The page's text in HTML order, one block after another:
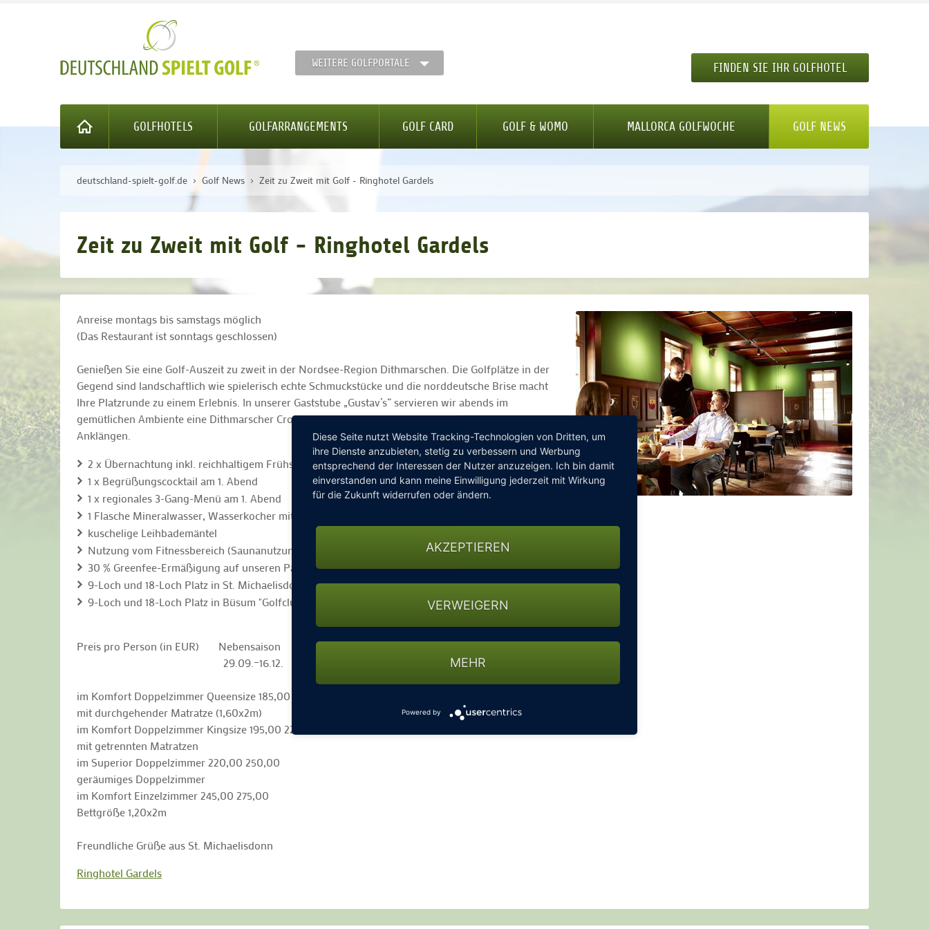
WEITERE GOLFPORTALE FINDEN SIE IHR GOLFHOTEL
GOLFHOTELS GOLFARRANGEMENTS GOLF CARD GOLF & WOMO MALLORCA GOLFWOCHE GOLF NEWS
deutschland-spielt-golf.de Golf News Zeit zu Zweit mit Golf - Ringhotel Gardels
Zeit zu Zweit mit Golf - Ringhotel Gardels
Anreise montags bis samstags möglich
(Das Restaurant ist sonntags geschlossen)
Genießen Sie eine Golf-Auszeit zu zweit in der Nordsee-Region Dithmarschen. Die Golfplätze in der
Gegend sind landschaftlich wie spielerisch echte Schmuckstücke und die norddeutsche Brise macht
Ihre Platzrunde zu einem Erlebnis. In unserer Gaststube „Gustav’s“ servieren wir abends im
gemütlichen Ambiente eine Dithmarscher Crossover-Kitchen – regionale Gerichte mit internationalen
Anklängen.
2 x Übernachtung inkl. reichhaltigem Frühstücksbuffet
1 x Begrüßungscocktail am 1. Abend
1 x regionales 3-Gang-Menü am 1. Abend
1 Flasche Mineralwasser, Wasserkocher mit Tee-Auswahl im Zimmer
kuschelige Leihbademäntel
Nutzung vom Fitnessbereich (Saunanutzung 10€ pro Zimmer/Tag)
30 % Greenfee-Ermäßigung auf unseren Partnergolfplätzen
9-Loch und 18-Loch Platz in St. Michaelisdonn "Golfclub am Donner Kleve" (Entfernung: 5 Minuten)
9-Loch und 18-Loch Platz in Büsum "Golfclub Büsum Dithmarschen" (Entfernung: 40 Minuten)
Preis pro Person (in EUR) Nebensaison Hauptsaison
29.09.–16.12. 01.04.–28.09.
im Komfort Doppelzimmer Queensize 185,00 215,00
mit durchgehender Matratze (1,60x2m)
im Komfort Doppelzimmer Kingsize 195,00 225,00
mit getrennten Matratzen
im Superior Doppelzimmer 220,00 250,00
geräumiges Doppelzimmer
im Komfort Einzelzimmer 245,00 275,00
Bettgröße 1,20x2m
Freundliche Grüße aus St. Michaelisdonn
Ringhotel Gardels
Diese Seite nutzt Website Tracking-Technologien von Dritten, um
ihre Dienste anzubieten, stetig zu verbessern und Werbung
entsprechend der Interessen der Nutzer anzuzeigen. Ich bin damit
einverstanden und kann meine Einwilligung jederzeit mit Wirkung
für die Zukunft widerrufen oder ändern.
AKZEPTIEREN
VERWEIGERN
MEHR
Powered by